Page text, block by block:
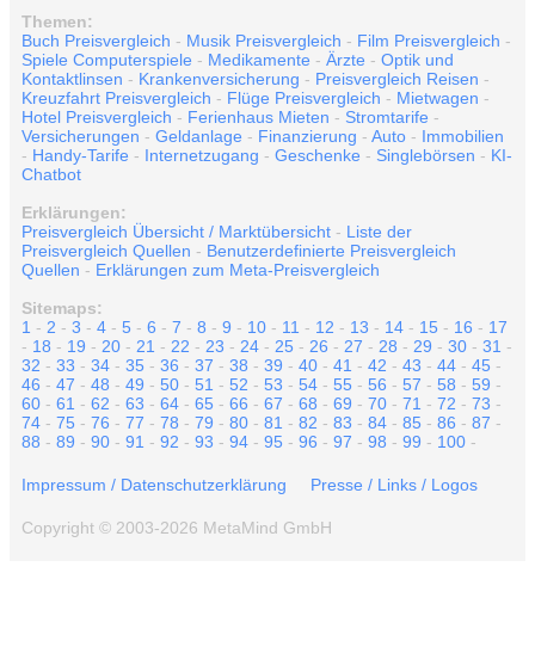
Themen:
Buch Preisvergleich - Musik Preisvergleich - Film Preisvergleich -
Spiele Computerspiele - Medikamente - Ärzte - Optik und
Kontaktlinsen - Krankenversicherung - Preisvergleich Reisen -
Kreuzfahrt Preisvergleich - Flüge Preisvergleich - Mietwagen -
Hotel Preisvergleich - Ferienhaus Mieten - Stromtarife -
Versicherungen - Geldanlage - Finanzierung - Auto - Immobilien
- Handy-Tarife - Internetzugang - Geschenke - Singlebörsen - KI-
Chatbot
Erklärungen:
Preisvergleich Übersicht / Marktübersicht - Liste der
Preisvergleich Quellen - Benutzerdefinierte Preisvergleich
Quellen - Erklärungen zum Meta-Preisvergleich
Sitemaps:
1 - 2 - 3 - 4 - 5 - 6 - 7 - 8 - 9 - 10 - 11 - 12 - 13 - 14 - 15 - 16 - 17
- 18 - 19 - 20 - 21 - 22 - 23 - 24 - 25 - 26 - 27 - 28 - 29 - 30 - 31 -
32 - 33 - 34 - 35 - 36 - 37 - 38 - 39 - 40 - 41 - 42 - 43 - 44 - 45 -
46 - 47 - 48 - 49 - 50 - 51 - 52 - 53 - 54 - 55 - 56 - 57 - 58 - 59 -
60 - 61 - 62 - 63 - 64 - 65 - 66 - 67 - 68 - 69 - 70 - 71 - 72 - 73 -
74 - 75 - 76 - 77 - 78 - 79 - 80 - 81 - 82 - 83 - 84 - 85 - 86 - 87 -
88 - 89 - 90 - 91 - 92 - 93 - 94 - 95 - 96 - 97 - 98 - 99 - 100 -
Impressum / Datenschutzerklärung Presse / Links / Logos
Copyright © 2003-2026 MetaMind GmbH